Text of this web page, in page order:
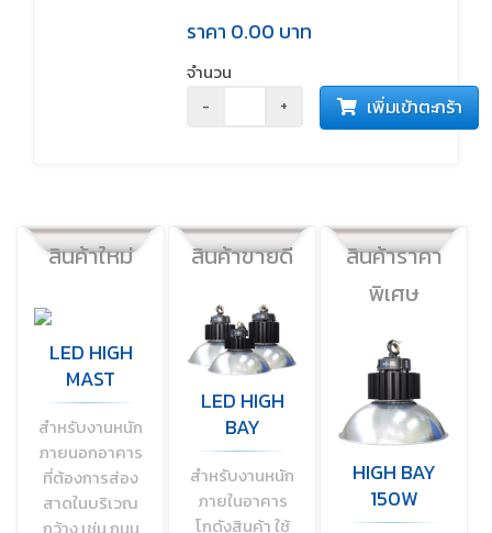
ราคา 0.00 บาท
จำนวน
- + เพิ่มเข้าตะกร้า
สินค้าใหม่
LED HIGH
MAST
สำหรับงานหนัก
ภายนอกอาคาร
ที่ต้องการส่อง
สาดในบริเวณ
กว้าง เช่น ถนน
สินค้าขายดี
LED HIGH
BAY
สำหรับงานหนัก
ภายในอาคาร
โกดังสินค้า ใช้
สินค้าราคา
พิเศษ
HIGH BAY
150W